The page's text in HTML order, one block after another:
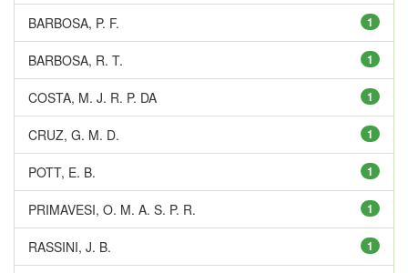
1
BARBOSA, P. F.
1
BARBOSA, R. T.
1
COSTA, M. J. R. P. DA
1
CRUZ, G. M. D.
1
POTT, E. B.
1
PRIMAVESI, O. M. A. S. P. R.
1
RASSINI, J. B.